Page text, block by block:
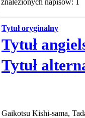
znalezionych napisów: 1
Tytuł oryginalny
Tytuł
Tytuł
Gaikotsu Kishi-sama,